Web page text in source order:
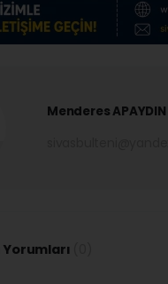
Menderes APAYDIN